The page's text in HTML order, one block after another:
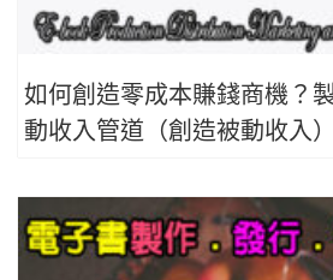
如何創造零成本賺錢商機？
動收入管道（創造被動收入）